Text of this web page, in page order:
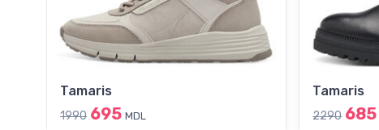
Tamaris
1990 695 MDL
Tamaris
2290 685